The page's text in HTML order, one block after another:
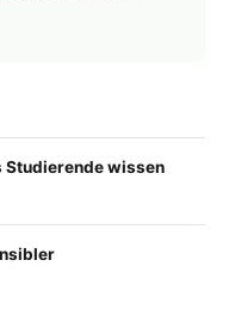
Studierende wissen